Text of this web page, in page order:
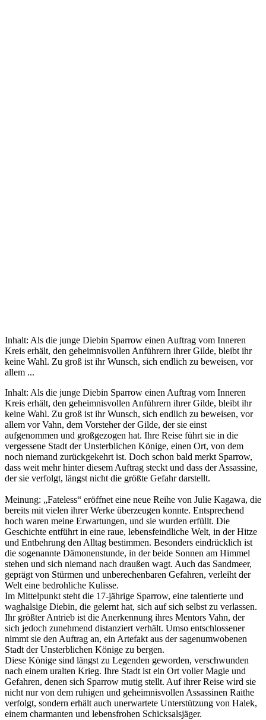
Inhalt: Als die junge Diebin Sparrow einen Auftrag vom Inneren
Kreis erhält, den geheimnisvollen Anführern ihrer Gilde, bleibt ihr
keine Wahl. Zu groß ist ihr Wunsch, sich endlich zu beweisen, vor
allem ...
Inhalt: Als die junge Diebin Sparrow einen Auftrag vom Inneren
Kreis erhält, den geheimnisvollen Anführern ihrer Gilde, bleibt ihr
keine Wahl. Zu groß ist ihr Wunsch, sich endlich zu beweisen, vor
allem vor Vahn, dem Vorsteher der Gilde, der sie einst
aufgenommen und großgezogen hat. Ihre Reise führt sie in die
vergessene Stadt der Unsterblichen Könige, einen Ort, von dem
noch niemand zurückgekehrt ist. Doch schon bald merkt Sparrow,
dass weit mehr hinter diesem Auftrag steckt und dass der Assassine,
der sie verfolgt, längst nicht die größte Gefahr darstellt.
Meinung: „Fateless“ eröffnet eine neue Reihe von Julie Kagawa, die
bereits mit vielen ihrer Werke überzeugen konnte. Entsprechend
hoch waren meine Erwartungen, und sie wurden erfüllt. Die
Geschichte entführt in eine raue, lebensfeindliche Welt, in der Hitze
und Entbehrung den Alltag bestimmen. Besonders eindrücklich ist
die sogenannte Dämonenstunde, in der beide Sonnen am Himmel
stehen und sich niemand nach draußen wagt. Auch das Sandmeer,
geprägt von Stürmen und unberechenbaren Gefahren, verleiht der
Welt eine bedrohliche Kulisse.
Im Mittelpunkt steht die 17-jährige Sparrow, eine talentierte und
waghalsige Diebin, die gelernt hat, sich auf sich selbst zu verlassen.
Ihr größter Antrieb ist die Anerkennung ihres Mentors Vahn, der
sich jedoch zunehmend distanziert verhält. Umso entschlossener
nimmt sie den Auftrag an, ein Artefakt aus der sagenumwobenen
Stadt der Unsterblichen Könige zu bergen.
Diese Könige sind längst zu Legenden geworden, verschwunden
nach einem uralten Krieg. Ihre Stadt ist ein Ort voller Magie und
Gefahren, denen sich Sparrow mutig stellt. Auf ihrer Reise wird sie
nicht nur von dem ruhigen und geheimnisvollen Assassinen Raithe
verfolgt, sondern erhält auch unerwartete Unterstützung von Halek,
einem charmanten und lebensfrohen Schicksalsjäger.